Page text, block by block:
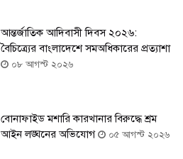
আন্তর্জাতিক আদিবাসী দিবস ২০২৬:
বৈচিত্র্যের বাংলাদেশে সমঅধিকারের প্রত্যাশা
০৮ আগস্ট ২০২৬
বোনাফাইড মশারি কারখানার বিরুদ্ধে শ্রম
আইন লঙ্ঘনের অভিযোগ
০৫ আগস্ট ২০২৬